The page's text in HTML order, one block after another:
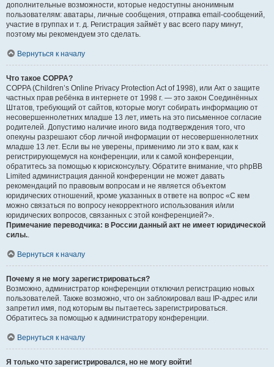
дополнительные возможности, которые недоступны анонимным
пользователям: аватары, личные сообщения, отправка email-сообщений,
участие в группах и т. д. Регистрация займёт у вас всего пару минут,
поэтому мы рекомендуем это сделать.
Вернуться к началу
Что такое COPPA?
COPPA (Children’s Online Privacy Protection Act of 1998), или Акт о защите
частных прав ребёнка в интернете от 1998 г. — это закон Соединённых
Штатов, требующий от сайтов, которые могут собирать информацию от
несовершеннолетних младше 13 лет, иметь на это письменное согласие
родителей. Допустимо наличие иного вида подтверждения того, что
опекуны разрешают сбор личной информации от несовершеннолетних
младше 13 лет. Если вы не уверены, применимо ли это к вам, как к
регистрирующемуся на конференции, или к самой конференции,
обратитесь за помощью к юрисконсульту. Обратите внимание, что phpBB
Limited администрация данной конференции не может давать
рекомендаций по правовым вопросам и не является объектом
юридических отношений, кроме указанных в ответе на вопрос «С кем
можно связаться по вопросу некорректного использования и/или
юридических вопросов, связанных с этой конференцией?».
Примечание переводчика: в России данный акт не имеет юридической
силы..
Вернуться к началу
Почему я не могу зарегистрироваться?
Возможно, администратор конференции отключил регистрацию новых
пользователей. Также возможно, что он заблокировал ваш IP-адрес или
запретил имя, под которым вы пытаетесь зарегистрироваться.
Обратитесь за помощью к администратору конференции.
Вернуться к началу
Я только что зарегистрировался, но не могу войти!